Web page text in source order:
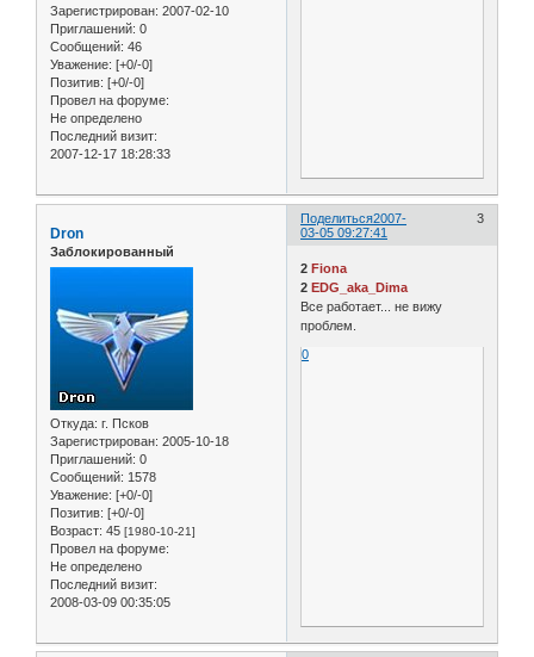
Зарегистрирован: 2007-02-10
Приглашений: 0
Сообщений: 46
Уважение: [+0/-0]
Позитив: [+0/-0]
Провел на форуме:
Не определено
Последний визит:
2007-12-17 18:28:33
Поделиться 3
2007-
03-05 09:27:41
Dron
Заблокированный
Откуда: г. Псков
Зарегистрирован: 2005-10-18
Приглашений: 0
Сообщений: 1578
Уважение: [+0/-0]
Позитив: [+0/-0]
Возраст: 45 [1980-10-21]
Провел на форуме:
Не определено
Последний визит:
2008-03-09 00:35:05
2Fiona
2EDG_aka_Dima
Все работает... не вижу
проблем.
0